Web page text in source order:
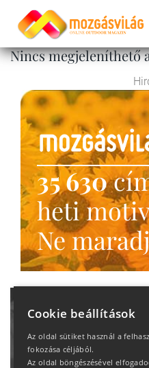
Nincs megjeleníthető
35 630
heti
Ne
Cookie beállítások
Az oldal sütiket használ a
fokozása céljából.
Az oldal böngészésével